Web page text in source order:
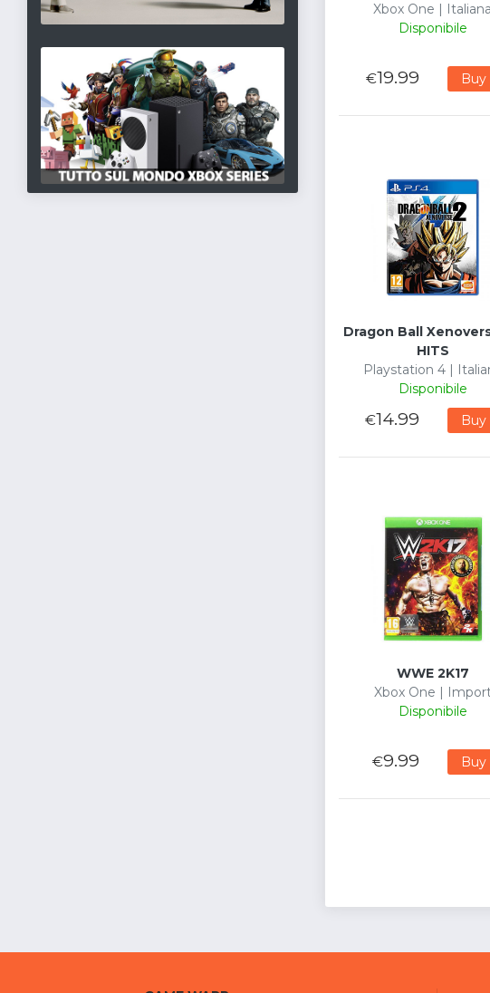
Xbox One | Italiana
Disponibile
€19.99 Buy
Dragon Ball
HITS
Playstation 4 |
Disponibile
€14.99 Buy
WWE 2K17
Xbox One |
Disponibile
€9.99 Buy